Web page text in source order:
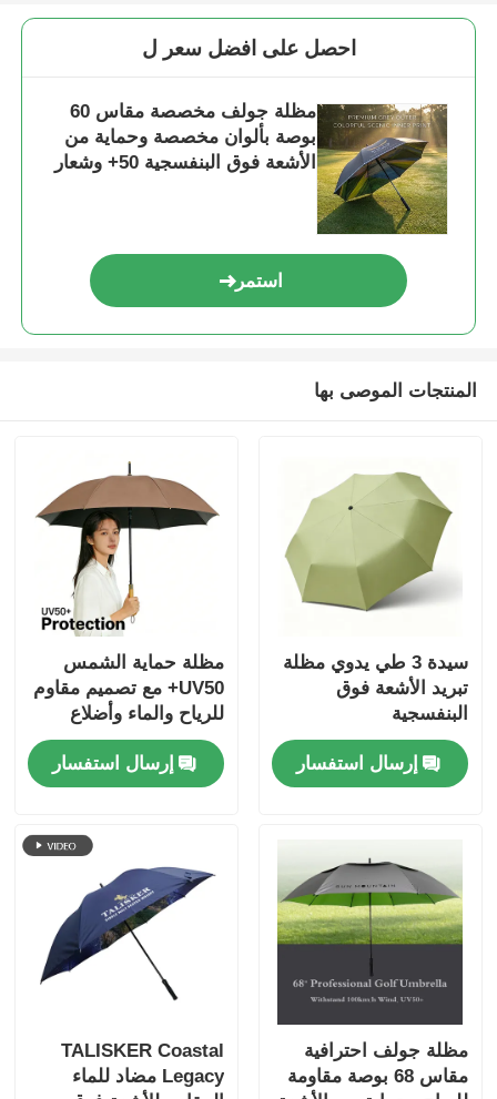
احصل على افضل سعر ل
مظلة جولف مخصصة مقاس 60
بوصة بألوان مخصصة وحماية من
الأشعة فوق البنفسجية 50+ وشعار
استمر
المنتجات الموصى بها
سيدة 3 طي يدوي مظلة
تبريد الأشعة فوق
البنفسجية
إرسال استفسار
مظلة حماية الشمس
UV50+ مع تصميم مقاوم
للرياح والماء وأضلاع
الألياف الزجاجية للحماية
من الأشعة فوق
البنفسجية في الهواء
إرسال استفسار
مظلة جولف احترافية
مقاس 68 بوصة مقاومة
TALISKER Coastal
Legacy مضاد للماء